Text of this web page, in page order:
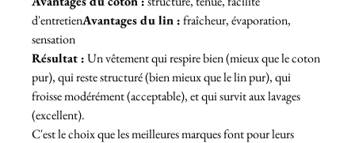
d'entretienAvantages du lin : fraîcheur, évaporation,
sensation
Résultat : Un vêtement qui respire bien (mieux que le coton
pur), qui reste structuré (bien mieux que le lin pur), qui
froisse modérément (acceptable), et qui survit aux lavages
(excellent).
C'est le choix que les meilleures marques font pour leurs